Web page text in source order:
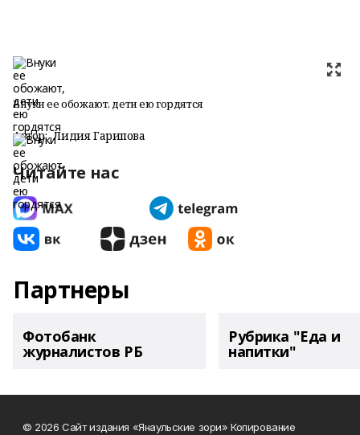
Внуки ее обожают, дети ею гордятся
Автор: Лидия Гарипова
Читайте нас
Партнеры
Фотобанк
журналистов РБ
Рубрика "Еда и
напитки"
© 2026 Сайт издания «Янаульские зори» Копирование